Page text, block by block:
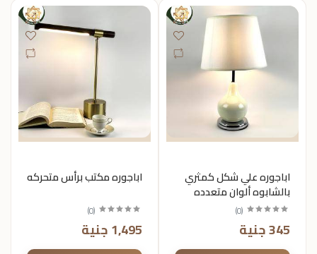
اباجوره علي شكل كمثري
بالشابوه ألوان متعدده
(
0
)
345 جنية
اباجوره مكتب برأس متحركه
(
0
)
1,495 جنية